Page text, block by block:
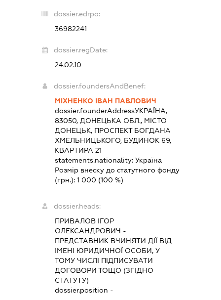
dossier.edrpo:
36982241
dossier.regDate:
24.02.10
dossier.foundersAndBenef:
МІХНЕНКО ІВАН ПАВЛОВИЧ
dossier.founderAddressУКРАЇНА,
83050, ДОНЕЦЬКА ОБЛ., МІСТО
ДОНЕЦЬК, ПРОСПЕКТ БОГДАНА
ХМЕЛЬНИЦЬКОГО, БУДИНОК 69,
КВАРТИРА 21
statements.nationality: Україна
Розмір внеску до статутного фонду
(грн.): 1 000 (100 %)
dossier.heads:
ПРИВАЛОВ ІГОР
ОЛЕКСАНДРОВИЧ -
ПРЕДСТАВНИК ВЧИНЯТИ ДІЇ ВІД
ІМЕНІ ЮРИДИЧНОЇ ОСОБИ, У
ТОМУ ЧИСЛІ ПІДПИСУВАТИ
ДОГОВОРИ ТОЩО (ЗГІДНО
СТАТУТУ)
dossier.position -